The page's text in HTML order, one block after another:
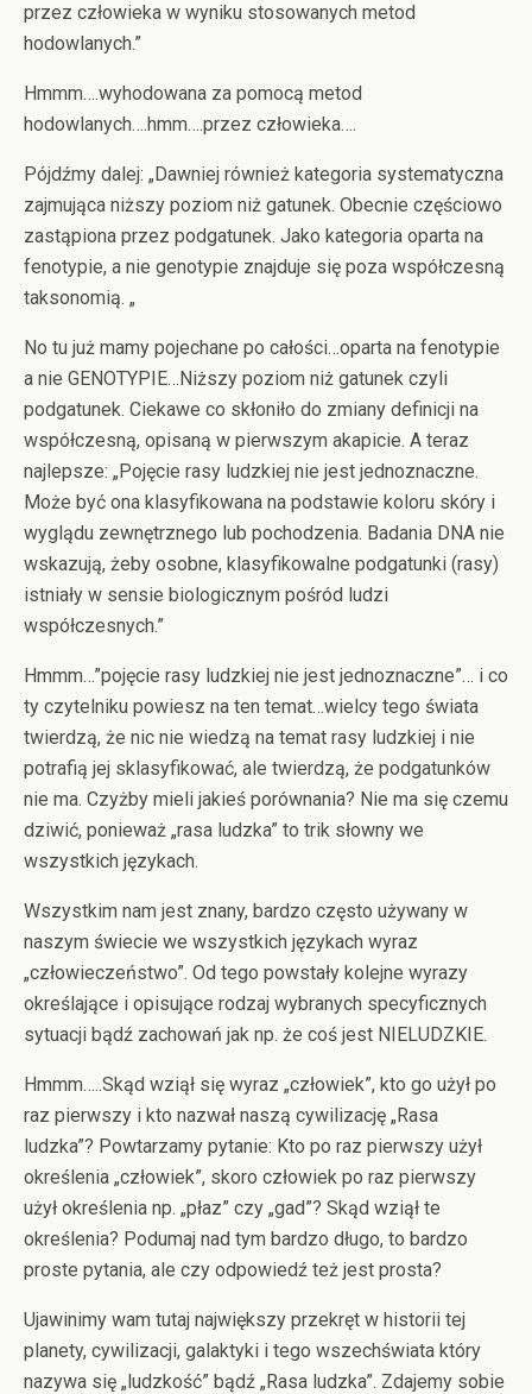
przez człowieka w wyniku stosowanych metod
hodowlanych.”
Hmmm….wyhodowana za pomocą metod
hodowlanych….hmm….przez człowieka….
Pójdźmy dalej: „Dawniej również kategoria systematyczna
zajmująca niższy poziom niż gatunek. Obecnie częściowo
zastąpiona przez podgatunek. Jako kategoria oparta na
fenotypie, a nie genotypie znajduje się poza współczesną
taksonomią. „
No tu już mamy pojechane po całości…oparta na fenotypie
a nie GENOTYPIE…Niższy poziom niż gatunek czyli
podgatunek. Ciekawe co skłoniło do zmiany definicji na
współczesną, opisaną w pierwszym akapicie. A teraz
najlepsze: „Pojęcie rasy ludzkiej nie jest jednoznaczne.
Może być ona klasyfikowana na podstawie koloru skóry i
wyglądu zewnętrznego lub pochodzenia. Badania DNA nie
wskazują, żeby osobne, klasyfikowalne podgatunki (rasy)
istniały w sensie biologicznym pośród ludzi
współczesnych.”
Hmmm…”pojęcie rasy ludzkiej nie jest jednoznaczne”… i co
ty czytelniku powiesz na ten temat…wielcy tego świata
twierdzą, że nic nie wiedzą na temat rasy ludzkiej i nie
potrafią jej sklasyfikować, ale twierdzą, że podgatunków
nie ma. Czyżby mieli jakieś porównania? Nie ma się czemu
dziwić, ponieważ „rasa ludzka” to trik słowny we
wszystkich językach.
Wszystkim nam jest znany, bardzo często używany w
naszym świecie we wszystkich językach wyraz
„człowieczeństwo”. Od tego powstały kolejne wyrazy
określające i opisujące rodzaj wybranych specyficznych
sytuacji bądź zachowań jak np. że coś jest NIELUDZKIE.
Hmmm…..Skąd wziął się wyraz „człowiek”, kto go użył po
raz pierwszy i kto nazwał naszą cywilizację „Rasa
ludzka”? Powtarzamy pytanie: Kto po raz pierwszy użył
określenia „człowiek”, skoro człowiek po raz pierwszy
użył określenia np. „płaz” czy „gad”? Skąd wziął te
określenia? Podumaj nad tym bardzo długo, to bardzo
proste pytania, ale czy odpowiedź też jest prosta?
Ujawinimy wam tutaj największy przekręt w historii tej
planety, cywilizacji, galaktyki i tego wszechświata który
nazywa się „ludzkość” bądź „Rasa ludzka”. Zdajemy sobie